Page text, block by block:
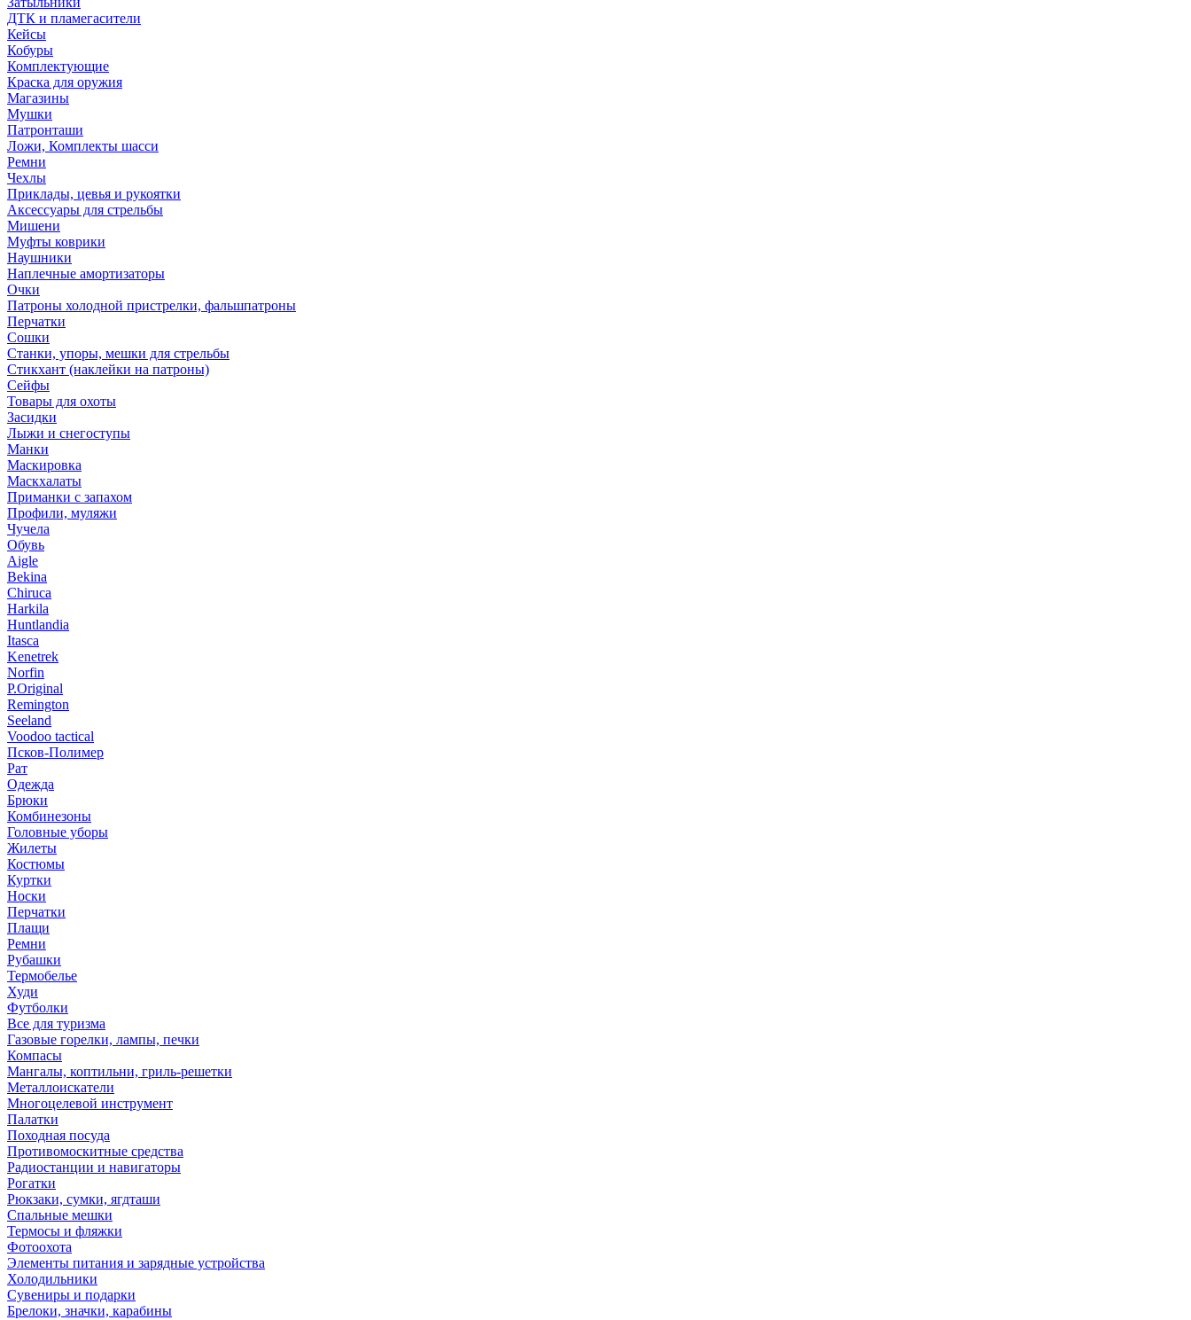
ДТК и пламегасители
Кейсы
Кобуры
Комплектующие
Краска для оружия
Магазины
Мушки
Патронташи
Ложи, Комплекты шасси
Ремни
Чехлы
Приклады, цевья и рукоятки
Аксессуары для стрельбы
Мишени
Муфты коврики
Наушники
Наплечные амортизаторы
Очки
Патроны холодной пристрелки, фальшпатроны
Перчатки
Сошки
Станки, упоры, мешки для стрельбы
Стикхант (наклейки на патроны)
Сейфы
Товары для охоты
Засидки
Лыжи и снегоступы
Манки
Маскировка
Маскхалаты
Приманки с запахом
Профили, муляжи
Чучела
Обувь
Aigle
Bekina
Chiruсa
Harkila
Huntlandia
Itasca
Kenetrek
Norfin
P.Original
Remington
Seeland
Voodoo tactical
Псков-Полимер
Рат
Одежда
Брюки
Комбинезоны
Головные уборы
Жилеты
Костюмы
Куртки
Носки
Перчатки
Плащи
Ремни
Рубашки
Термобелье
Худи
Футболки
Все для туризма
Газовые горелки, лампы, печки
Компасы
Мангалы, коптильни, гриль-решетки
Металлоискатели
Многоцелевой инструмент
Палатки
Походная посуда
Противомоскитные средства
Радиостанции и навигаторы
Рогатки
Рюкзаки, сумки, ягдташи
Спальные мешки
Термосы и фляжки
Фотоохота
Элементы питания и зарядные устройства
Холодильники
Сувениры и подарки
Брелоки, значки, карабины